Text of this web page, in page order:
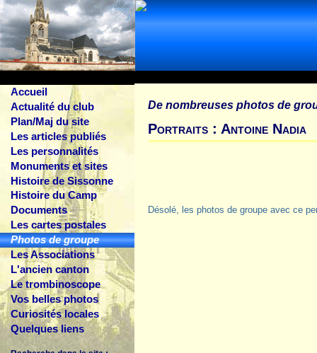
Accueil
Actualité du club
Plan/Maj du site
Les articles publiés
Les personnalités
Monuments et sites
Histoire de Sissonne
Histoire du Camp
Documents
Les cartes postales
Photos de groupe
Les Associations
L'ancien canton
Le trombinoscope
Vos belles photos
Curiosités locales
Quelques liens
De nombreuses photos de
Portraits : Antoine Nadia
Désolé, les photos de groupe avec ce